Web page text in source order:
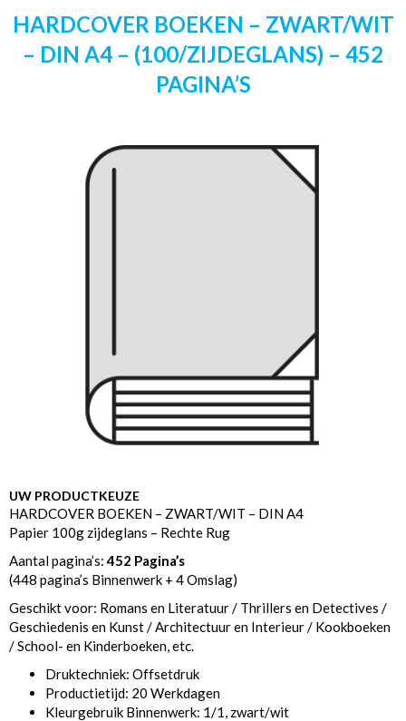
HARDCOVER BOEKEN – ZWART/WIT
– DIN A4 – (100/ZIJDEGLANS) – 452
PAGINA’S
UW PRODUCTKEUZE
HARDCOVER BOEKEN – ZWART/WIT – DIN A4
Papier 100g zijdeglans – Rechte Rug
Aantal pagina’s:452 Pagina’s
(448 pagina’s Binnenwerk + 4 Omslag)
Geschikt voor: Romans en Literatuur / Thrillers en Detectives /
Geschiedenis en Kunst / Architectuur en Interieur / Kookboeken
/ School- en Kinderboeken, etc.
Druktechniek: Offsetdruk
Productietijd: 20 Werkdagen
Kleurgebruik Binnenwerk: 1/1, zwart/wit